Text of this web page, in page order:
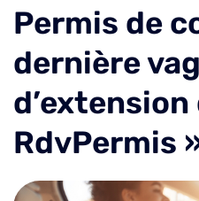
Permis de
dernière
d’extension
RdvPermis